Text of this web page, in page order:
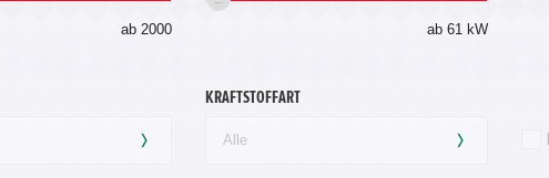
ab 2000 ab 61 kW
KRAFTSTOFFART